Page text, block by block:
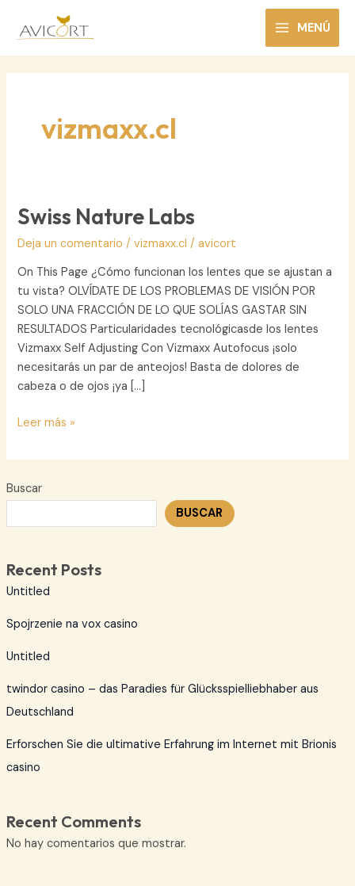
MAIN
MENU
MENÚ
Buscar
BUSCAR
Recent Posts
Untitled
Spojrzenie na vox casino
Untitled
twindor casino – das Paradies für Glücksspielliebhaber aus
Deutschland
Erforschen Sie die ultimative Erfahrung im Internet mit Brionis
casino
Recent Comments
No hay comentarios que mostrar.
vizmaxx.cl
Swiss Nature Labs
Deja un comentario /vizmaxx.cl /avicort
On This Page ¿Cómo funcionan los lentes que se ajustan a
tu vista? OLVÍDATE DE LOS PROBLEMAS DE VISIÓN POR
SOLO UNA FRACCIÓN DE LO QUE SOLÍAS GASTAR SIN
RESULTADOS Particularidades tecnológicasde los lentes
Vizmaxx Self Adjusting Con Vizmaxx Autofocus ¡solo
necesitarás un par de anteojos! Basta de dolores de
cabeza o de ojos ¡ya […]
Swiss
Labs
Leer más »